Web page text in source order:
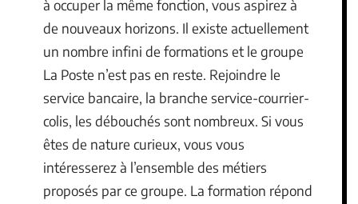
à occuper la même fonction, vous aspirez à
de nouveaux horizons. Il existe actuellement
un nombre infini de formations et le groupe
La Poste n’est pas en reste. Rejoindre le
service bancaire, la branche service-courrier-
colis, les débouchés sont nombreux. Si vous
êtes de nature curieux, vous vous
intéresserez à l’ensemble des métiers
proposés par ce groupe. La formation répond